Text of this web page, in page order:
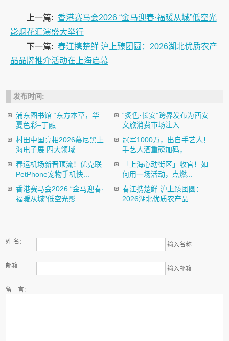
上一篇:
香港赛马会2026 “金马迎春·福暖从城”低空光
影烟花汇演盛大举行
下一篇: 春江携楚鲜 沪上臻团圆：2026湖北优质农产
品品牌推介活动在上海启幕
发布时间:
浦东图书馆 “东方本草，华
夏色彩–丁融...
“炙色·长安”跨界发布为西安
文旅消费市场注入...
村田中国亮相2026慕尼黑上
海电子展 四大领域...
冠军1000万，出自手艺人！
手艺人酒重磅加码，...
春运机场新晋顶流！优克联
PetPhone宠物手机快...
「上海心动街区」收官！如
何用一场活动，点燃...
香港赛马会2026 “金马迎春·
福暖从城”低空光影...
春江携楚鲜 沪上臻团圆：
2026湖北优质农产品...
姓 名： 输入名称
邮箱 输入邮箱
留 言: